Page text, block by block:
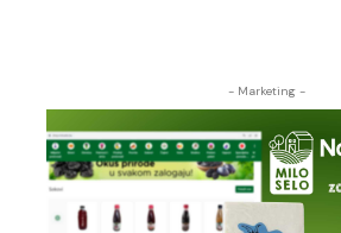
- Marketing -